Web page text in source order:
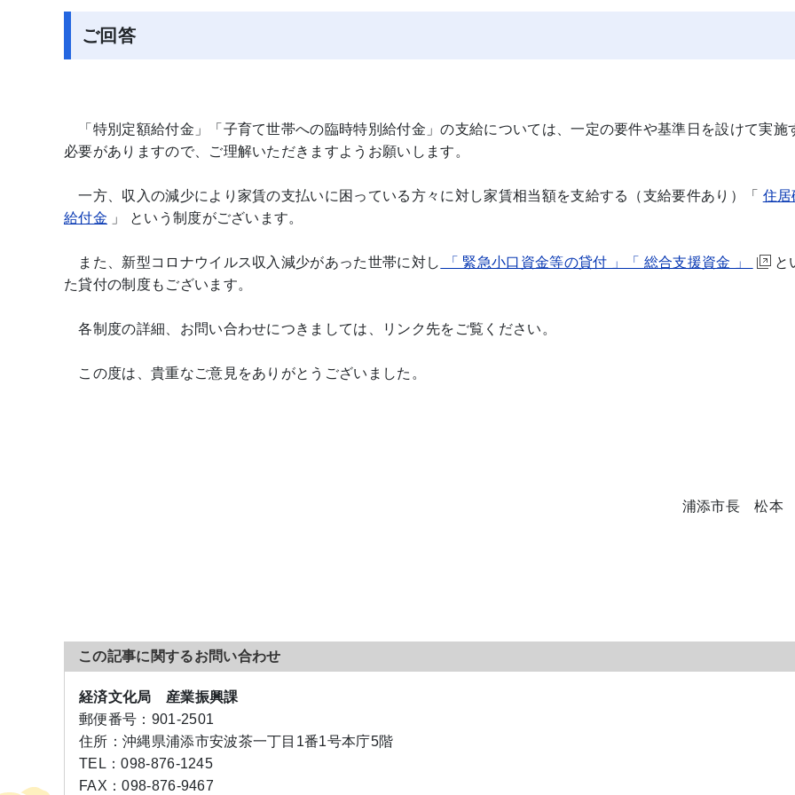
ご回答
「特別定額給付金」「子育て世帯への臨時特別給付金」の支給については、一定の要件や基準日を設けて実施
必要がありますので、ご理解いただきますようお願いします。
一方、収入の減少により家賃の支払いに困っている方々に対し家賃相当額を支給する（支給要件あり）「 住居
給付金 」 という制度がございます。
また、新型コロナウイルス収入減少があった世帯に対し 「 緊急小口資金等の貸付 」「 総合支援資金 」
と
た貸付の制度もございます。
各制度の詳細、お問い合わせにつきましては、リンク先をご覧ください。
この度は、貴重なご意見をありがとうございました。
浦添市長 松本
この記事に関するお問い合わせ
経済文化局 産業振興課
郵便番号： 901-2501
住所： 沖縄県浦添市安波茶一丁目1番1号本庁5階
TEL：098-876-1245
FAX：098-876-9467